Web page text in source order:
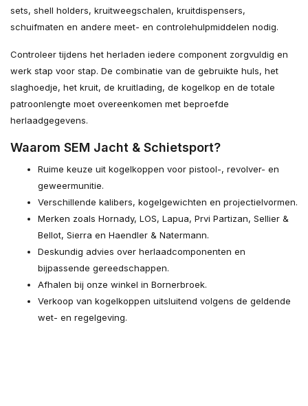
sets, shell holders, kruitweegschalen, kruitdispensers,
schuifmaten en andere meet- en controlehulpmiddelen nodig.
Controleer tijdens het herladen iedere component zorgvuldig en
werk stap voor stap. De combinatie van de gebruikte huls, het
slaghoedje, het kruit, de kruitlading, de kogelkop en de totale
patroonlengte moet overeenkomen met beproefde
herlaadgegevens.
Waarom SEM Jacht & Schietsport?
Ruime keuze uit kogelkoppen voor pistool-, revolver- en
geweermunitie.
Verschillende kalibers, kogelgewichten en projectielvormen.
Merken zoals Hornady, LOS, Lapua, Prvi Partizan, Sellier &
Bellot, Sierra en Haendler & Natermann.
Deskundig advies over herlaadcomponenten en
bijpassende gereedschappen.
Afhalen bij onze winkel in Bornerbroek.
Verkoop van kogelkoppen uitsluitend volgens de geldende
wet- en regelgeving.